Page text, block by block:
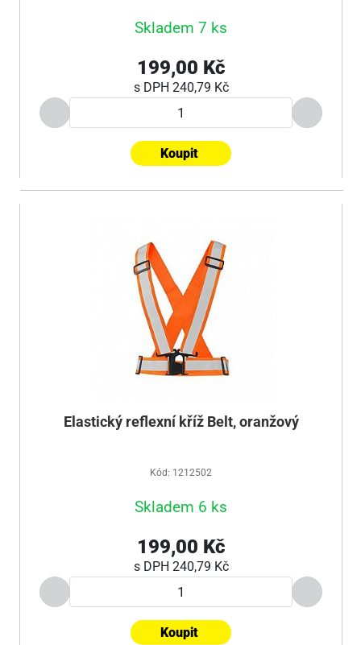
Skladem 7 ks
199,00 Kč
s DPH 240,79 Kč
Koupit
Elastický reflexní kříž Belt, oranžový
Kód: 1212502
Skladem 6 ks
199,00 Kč
s DPH 240,79 Kč
Koupit